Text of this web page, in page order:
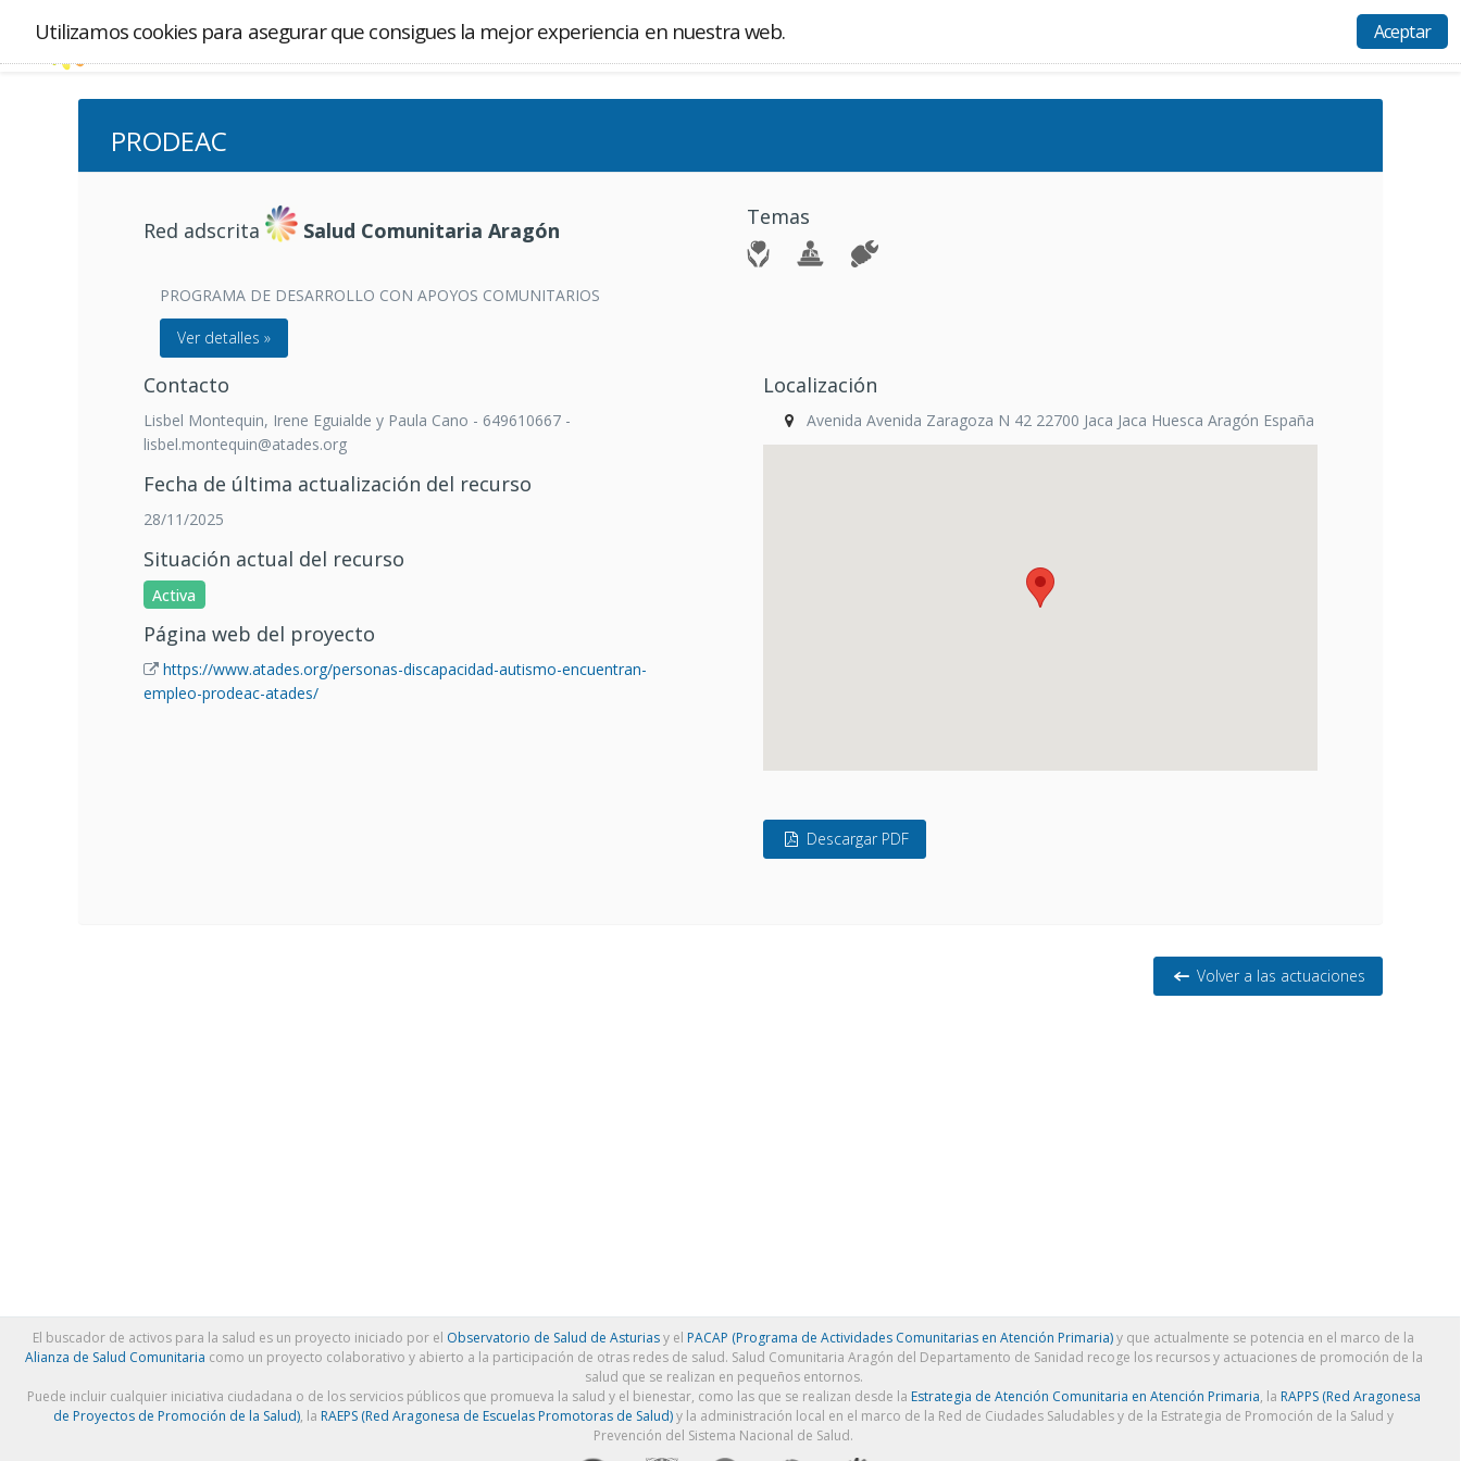
Utilizamos cookies para asegurar que consigues la mejor experiencia en nuestra web. Aceptar
Acceso
PRODEAC
Red adscrita Salud Comunitaria Aragón
Temas
PROGRAMA DE DESARROLLO CON APOYOS COMUNITARIOS
Ver detalles »
Contacto
Lisbel Montequin, Irene Eguialde y Paula Cano - 649610667 -
lisbel.montequin@atades.org
Fecha de última actualización del recurso
28/11/2025
Situación actual del recurso
Activa
Página web del proyecto
https://www.atades.org/personas-discapacidad-autismo-encuentran-
empleo-prodeac-atades/
Localización
Avenida Avenida Zaragoza N 42 22700 Jaca Jaca Huesca Aragón España
Descargar PDF
Volver a las actuaciones
El buscador de activos para la salud es un proyecto iniciado por el Observatorio de Salud de Asturiasy el PACAP (Programa de Actividades Comunitarias en Atención Primaria)y que actualmente se potencia en el marco de la
Alianza de Salud Comunitaria como un proyecto colaborativo y abierto a la participación de otras redes de salud. Salud Comunitaria Aragón del Departamento de Sanidad recoge los recursos y actuaciones de promoción de la
salud que se realizan en pequeños entornos.
Puede incluir cualquier iniciativa ciudadana o de los servicios públicos que promueva la salud y el bienestar, como las que se realizan desde la Estrategia de Atención Comunitaria en Atención Primaria, la RAPPS (Red Aragonesa
de Proyectos de Promoción de la Salud), la RAEPS (Red Aragonesa de Escuelas Promotoras de Salud)y la administración local en el marco de la Red de Ciudades Saludables y de la Estrategia de Promoción de la Salud y
Prevención del Sistema Nacional de Salud.